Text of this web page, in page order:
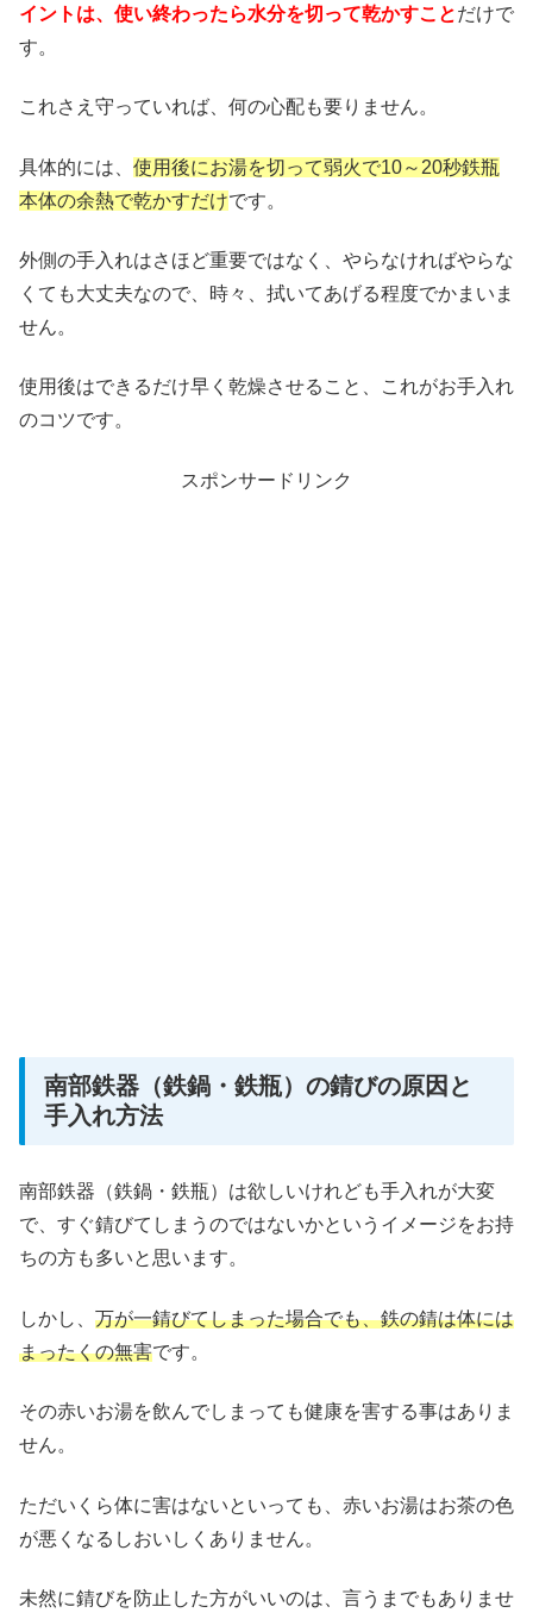
イントは、使い終わったら水分を切って乾かすことだけで
す。
これさえ守っていれば、何の心配も要りません。
具体的には、 使用後にお湯を切って弱火で10～20秒鉄瓶
本体の余熱で乾かすだけです。
外側の手入れはさほど重要ではなく、やらなければやらな
くても大丈夫なので、時々、拭いてあげる程度でかまいま
せん。
使用後はできるだけ早く乾燥させること、これがお手入れ
のコツです。
スポンサードリンク
南部鉄器（鉄鍋・鉄瓶）の錆びの原因と
手入れ方法
南部鉄器（鉄鍋・鉄瓶）は欲しいけれども手入れが大変
で、すぐ錆びてしまうのではないかというイメージをお持
ちの方も多いと思います。
しかし、 万が一錆びてしまった場合でも、鉄の錆は体には
まったくの無害です。
その赤いお湯を飲んでしまっても健康を害する事はありま
せん。
ただいくら体に害はないといっても、赤いお湯はお茶の色
が悪くなるしおいしくありません。
未然に錆びを防止した方がいいのは、言うまでもありませ